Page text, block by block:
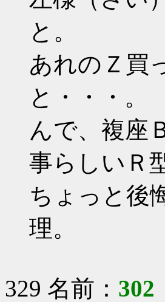
と。
あれのＺ買
と・・・。
んで、複座
事らしいＲ
ちょっと後
理。
329 名前： 302